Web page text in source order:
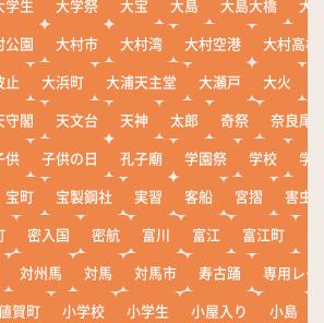
学生 大学祭 大宝 大島 大島大橋
大
公園 大村市 大村湾 大村空港
大村高校
止 大浜町 大浦天主堂 大瀬戸 大火
守閣 天文台 天神 太郎 奇祭
奈良尾
供 子供の日 孔子廟 学園祭 学校
学
宝町 宝製鋼社 実習 客船 宮摺
害虫
密入国 密航 富川 富江 富江町
対州馬 対馬 対馬市 寿古踊
専用レー
賀町 小学校 小学生 小屋入り 小島